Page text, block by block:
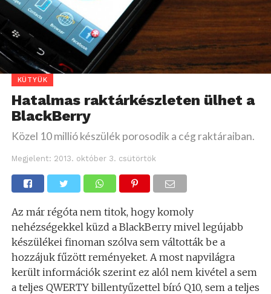
KÜTYÜK
Hatalmas raktárkészleten ülhet a
BlackBerry
Közel 10 millió készülék porosodik a cég raktáraiban.
Megjelent: 2013. október 3. csütörtök
Az már régóta nem titok, hogy komoly
nehézségekkel küzd a BlackBerry mivel legújabb
készülékei finoman szólva sem váltották be a
hozzájuk fűzött reményeket. A most napvilágra
került információk szerint ez alól nem kivétel a sem
a teljes QWERTY billentyűzettel bíró Q10, sem a teljes